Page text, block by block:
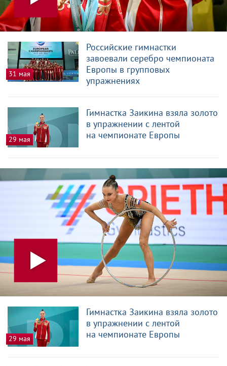
31 мая
Российские гимнастки
завоевали серебро чемпионата
Европы в групповых
упражнениях
29 мая
Гимнастка Заикина взяла золото
в упражнении с лентой
на чемпионате Европы
29 мая
Гимнастка Заикина взяла золото
в упражнении с лентой
на чемпионате Европы